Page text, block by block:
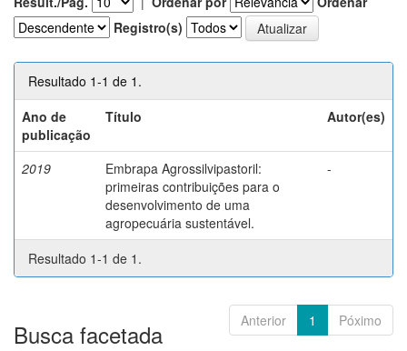
Registro(s)
Resultado 1-1 de 1.
Ano de
publicação
Título Autor(es)
2019
Embrapa Agrossilvipastoril:
primeiras contribuições para o
desenvolvimento de uma
agropecuária sustentável.
-
Resultado 1-1 de 1.
Anterior 1 Póximo
Busca facetada